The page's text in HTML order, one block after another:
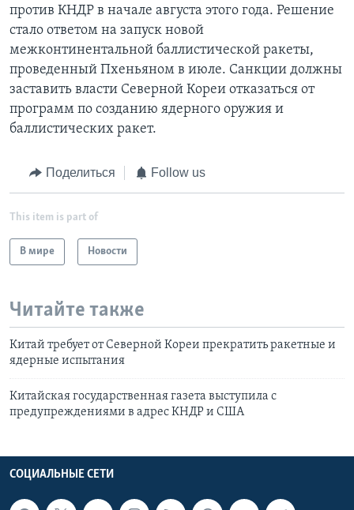
против КНДР в начале августа этого года. Решение
стало ответом на запуск новой
межконтинентальной баллистической ракеты,
проведенный Пхеньяном в июле. Санкции должны
заставить власти Северной Кореи отказаться от
программ по созданию ядерного оружия и
баллистических ракет.
Поделиться Follow us
This item is part of
В мире Новости
Читайте также
Китай требует от Северной Кореи прекратить ракетные и
ядерные испытания
Китайская государственная газета выступила с
предупреждениями в адрес КНДР и США
СОЦИАЛЬНЫЕ СЕТИ